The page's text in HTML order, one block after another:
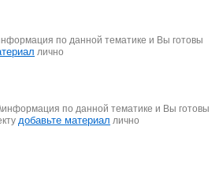
по данной тематике и Вы готовы
лично
по данной тематике и Вы готовы
добавьте материал лично